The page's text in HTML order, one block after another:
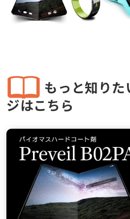
もっと知り
ジはこちら